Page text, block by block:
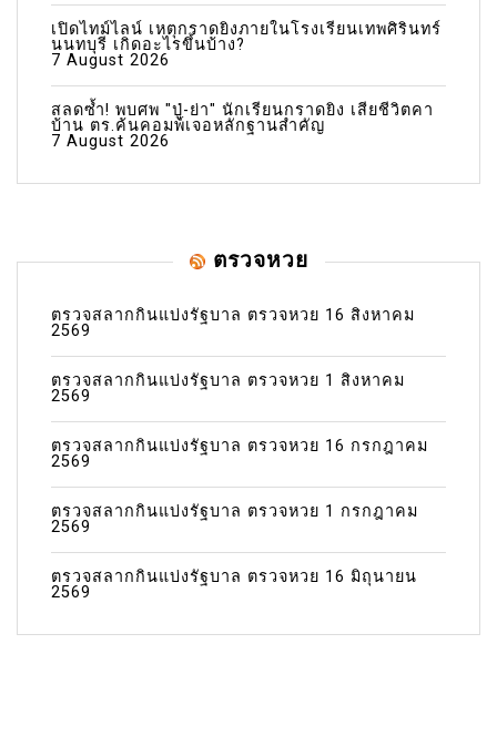
เปิดไทม์ไลน์ เหตุกราดยิงภายในโรงเรียนเทพศิรินทร์
นนทบุรี เกิดอะไรขึ้นบ้าง?
7 August 2026
สลดซ้ำ! พบศพ "ปู่-ย่า" นักเรียนกราดยิง เสียชีวิตคา
บ้าน ตร.ค้นคอมพ์เจอหลักฐานสำคัญ
7 August 2026
ตรวจหวย
ตรวจสลากกินแบ่งรัฐบาล ตรวจหวย 16 สิงหาคม
2569
ตรวจสลากกินแบ่งรัฐบาล ตรวจหวย 1 สิงหาคม
2569
ตรวจสลากกินแบ่งรัฐบาล ตรวจหวย 16 กรกฎาคม
2569
ตรวจสลากกินแบ่งรัฐบาล ตรวจหวย 1 กรกฎาคม
2569
ตรวจสลากกินแบ่งรัฐบาล ตรวจหวย 16 มิถุนายน
2569